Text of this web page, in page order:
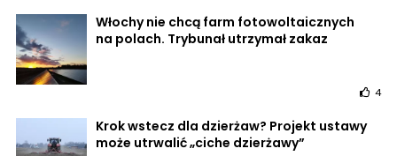
Włochy nie chcą farm fotowoltaicznych
na polach. Trybunał utrzymał zakaz
4
Krok wstecz dla dzierżaw? Projekt ustawy
może utrwalić „ciche dzierżawy”